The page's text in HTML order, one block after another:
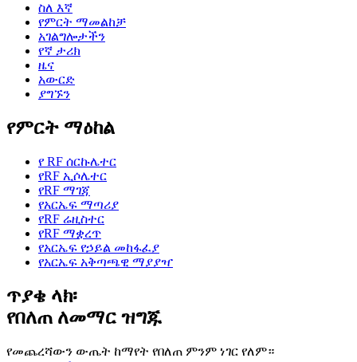
ስለ እኛ
የምርት ማመልከቻ
አገልግሎታችን
የኛ ታሪክ
ዜና
አውርድ
ያግኙን
የምርት ማዕከል
የ RF ሰርኩሌተር
የRF ኢሶሌተር
የRF ማገጃ
የአርኤፍ ማጣሪያ
የRF ሬዚስተር
የRF ማቋረጥ
የአርኤፍ የኃይል መከፋፈያ
የአርኤፍ አቅጣጫዊ ማያያዣ
ጥያቄ ላክ፡
የበለጠ ለመማር ዝግጁ
የመጨረሻውን ውጤት ከማየት የበለጠ ምንም ነገር የለም።